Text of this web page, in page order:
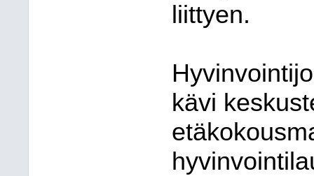
liittyen.
kävi